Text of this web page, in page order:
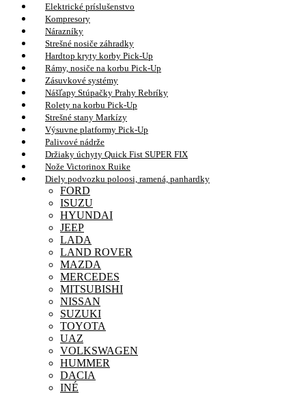
Elektrické príslušenstvo
Kompresory
Nárazníky
Strešné nosiče záhradky
Hardtop kryty korby Pick-Up
Rámy, nosiče na korbu Pick-Up
Zásuvkové systémy
Nášľapy Stúpačky Prahy Rebríky
Rolety na korbu Pick-Up
Strešné stany Markízy
Výsuvne platformy Pick-Up
Palivové nádrže
Držiaky úchyty Quick Fist SUPER FIX
Nože Victorinox Ruike
Diely podvozku poloosi, ramená, panhardky
FORD
ISUZU
HYUNDAI
JEEP
LADA
LAND ROVER
MAZDA
MERCEDES
MITSUBISHI
NISSAN
SUZUKI
TOYOTA
UAZ
VOLKSWAGEN
HUMMER
DACIA
INÉ